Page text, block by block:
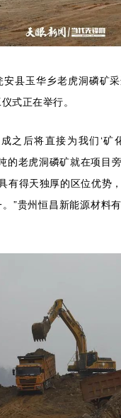
县玉华乡老虎洞磷矿
式正在举行。
之后将直接为我们‘矿
的老虎洞磷矿就在项目
有得天独厚的区位优势
”贵州恒昌新能源材料